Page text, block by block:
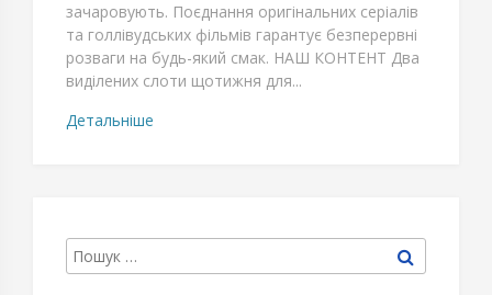
зачаровують. Поєднання оригінальних серіалів
та голлівудських фільмів гарантує безперервні
розваги на будь-який смак. НАШ КОНТЕНТ Два
виділених слоти щотижня для...
Детальніше
Search
for: